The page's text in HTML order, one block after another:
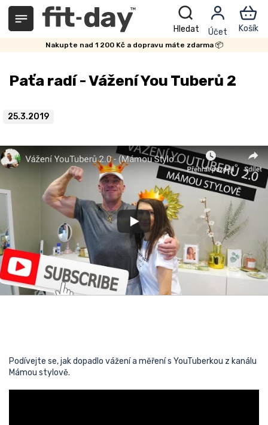
Přejít
obsah
Nakupte nad 1 200 Kč a dopravu máte zdarma 📦
Paťa radí - Vážení You Tuberů 2
25.3.2019
Podívejte se, jak dopadlo vážení a měření s YouTuberkou z kanálu
Mámou stylově.